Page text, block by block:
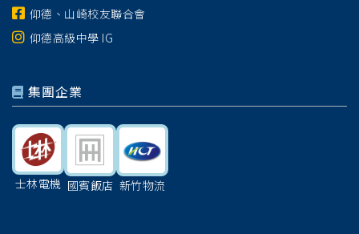
仰德、山崎校友聯合會
仰德高級中學 IG
集團企業
士林電機 國賓飯店 新竹物流